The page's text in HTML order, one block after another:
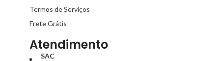
Termos de Serviços
Frete Grátis
Atendimento
SAC